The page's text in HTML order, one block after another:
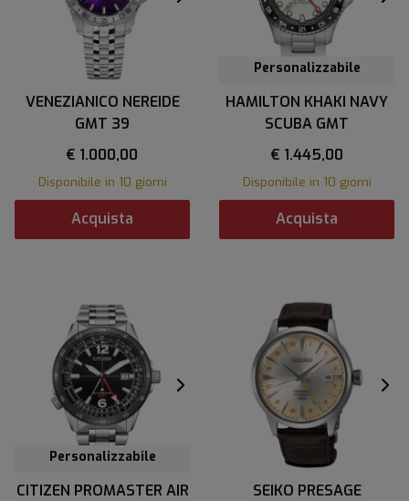
VENEZIANICO NEREIDE
GMT 39
€ 1.000,00
Disponibile in 10 giorni
Acquista
Personalizzabile
HAMILTON KHAKI NAVY
SCUBA GMT
€ 1.445,00
Disponibile in 10 giorni
Acquista
Personalizzabile
CITIZEN PROMASTER AIR
SEIKO PRESAGE